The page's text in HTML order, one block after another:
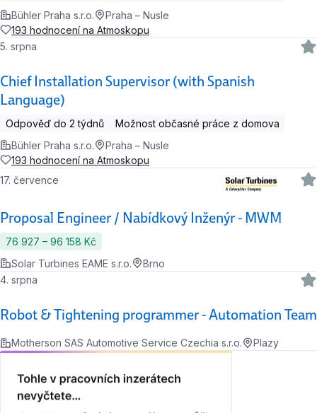
Bühler Praha s.r.o.
Praha – Nusle
193 hodnocení na Atmoskopu
Chief Installation Supervisor (with Spanish
Language)
5. srpna
Odpověď do 2 týdnů
Možnost občasné práce z domova
Bühler Praha s.r.o.
Praha – Nusle
193 hodnocení na Atmoskopu
Proposal Engineer / Nabídkový Inženýr - MWM
17. července
76 927 ‍–‍ 96 158 Kč
Solar Turbines EAME s.r.o.
Brno
Robot & Tightening programmer - Automation Team
4. srpna
Motherson SAS Automotive Service Czechia s.r.o. Plazy